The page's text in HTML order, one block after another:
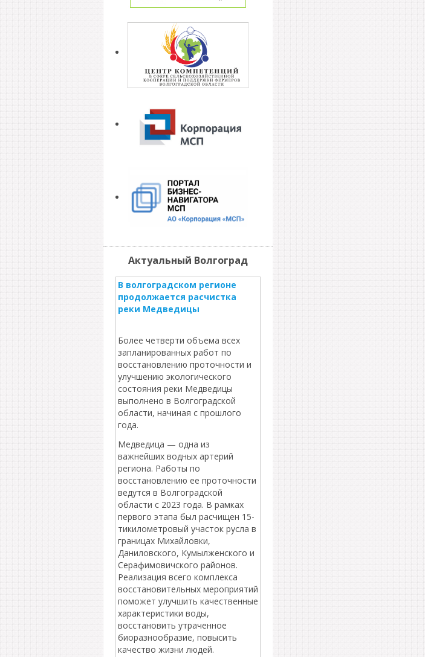
Актуальный Волгоград
В волгоградском регионе
продолжается расчистка
реки Медведицы
Более четверти объема всех
запланированных работ по
восстановлению проточности и
улучшению экологического
состояния реки Медведицы
выполнено в Волгоградской
области, начиная с прошлого
года.
Медведица — одна из
важнейших водных артерий
региона. Работы по
восстановлению ее проточности
ведутся в Волгоградской
области с 2023 года. В рамках
первого этапа был расчищен 15-
тикилометровый участок русла в
границах Михайловки,
Даниловского, Кумылженского и
Серафимовичского районов.
Реализация всего комплекса
восстановительных мероприятий
поможет улучшить качественные
характеристики воды,
восстановить утраченное
биоразнообразие, повысить
качество жизни людей.